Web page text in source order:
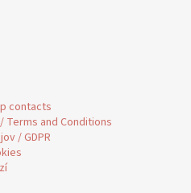
contacts
and Conditions
/ GDPR